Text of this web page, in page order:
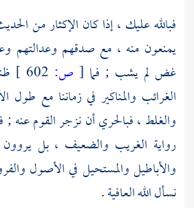
فبالله عليك ، إذا كان الإكثار من
يمنعون منه ، مع صدقهم وعدالتهم
غض لم يشب ; فما [ ص:
الغرائب والمناكير في زماننا مع طول
والغلط ، فبالحري أن نزجر القوم عنه ;
رواية الغريب والضعيف ، بل
والأباطيل والمستحيل في الأصول
نسأل الله العافية .